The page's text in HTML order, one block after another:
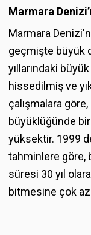
Marmara
Marmara
geçmişte büyük
yıllarındaki
hissedilmiş ve
çalışmalara
büyüklüğünde
yüksektir. 1999
tahminlere göre,
süresi 30 yıl
bitmesine çok az